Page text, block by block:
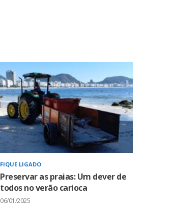
FIQUE LIGADO
Preservar as praias: Um dever de
todos no verão carioca
06/01/2025